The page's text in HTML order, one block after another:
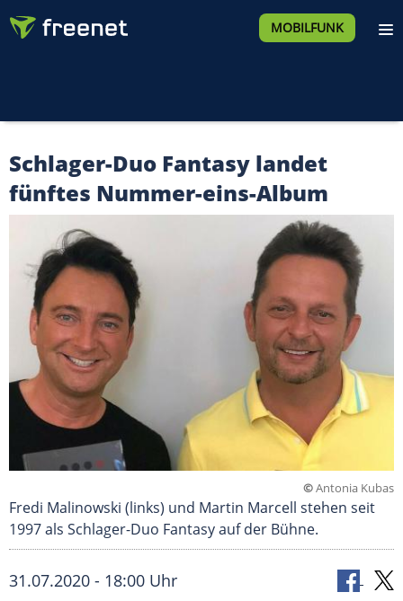
MOBILFUNK
Schlager-Duo Fantasy landet
fünftes Nummer-eins-Album
©Antonia Kubas
Fredi Malinowski (links) und Martin Marcell stehen seit
1997 als Schlager-Duo Fantasy auf der Bühne.
31.07.2020 - 18:00 Uhr